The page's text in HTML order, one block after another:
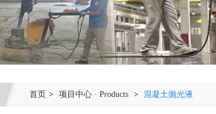
首页 > 项目中心 · Products > 混凝土抛光液